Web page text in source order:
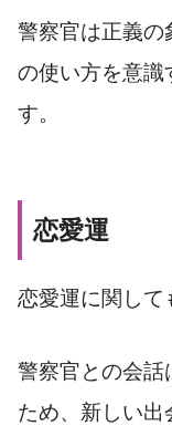
警察官は正義の
の使い方を意識
す。
恋愛運
恋愛運に関して
警察官との会話
ため、新しい出